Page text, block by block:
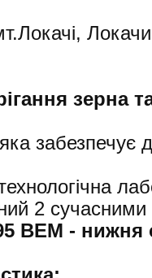
зерна
забезпечує
2
ВЕМ - нижня